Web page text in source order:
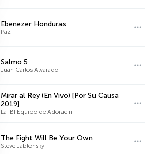
Ebenezer Honduras
Paz
Salmo 5
Juan Carlos Alvarado
Mirar al Rey (En Vivo) [Por Su Causa
2019]
La IBI Equipo de Adoracin
The Fight Will Be Your Own
Steve Jablonsky